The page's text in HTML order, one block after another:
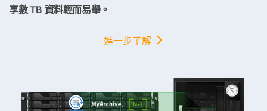
享數 TB 資料輕而易舉。
進一步了解